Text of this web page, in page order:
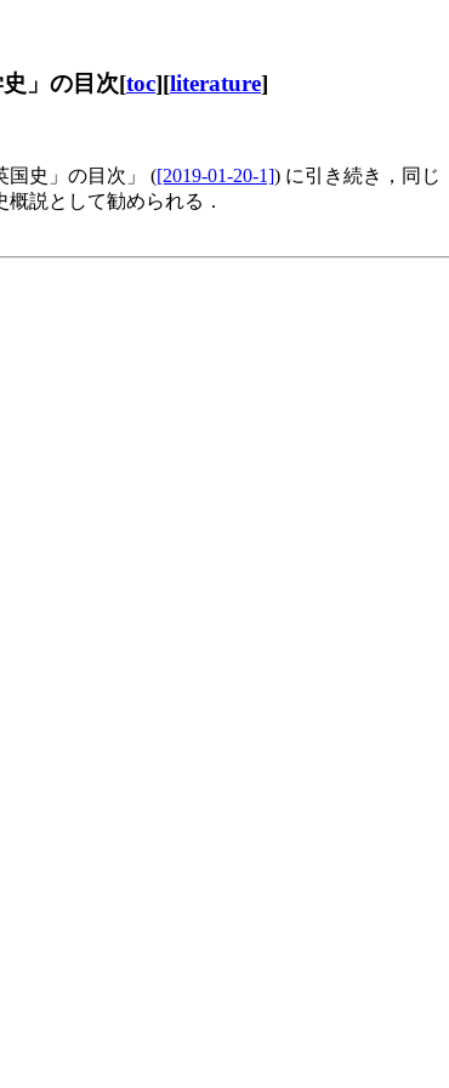
」の目次[toc][literature]
史」の目次」 ([2019-01-20-1]) に引き続き，同じ
説として勧められる．